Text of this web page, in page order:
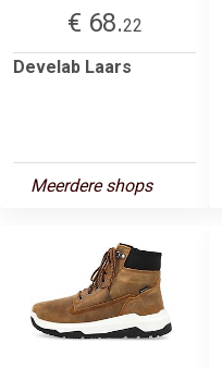
€ 68.22
Develab Laars
Meerdere shops